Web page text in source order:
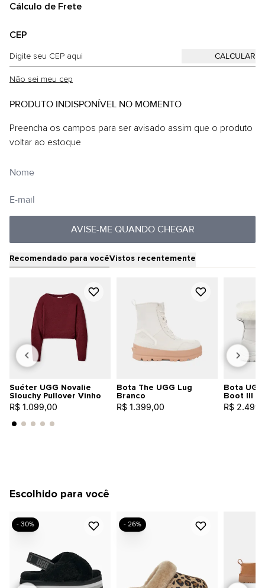
Cálculo de Frete
CEP
Não sei meu cep
PRODUTO INDISPONÍVEL NO MOMENTO
Preencha os campos para ser avisado assim que o produto
voltar ao estoque
AVISE-ME QUANDO CHEGAR
Recomendado para vocêVistos recentemente
Suéter UGG Novalie
Slouchy Pullover Vinho
R$ 1.099,00
Bota The UGG Lug
Branco
R$ 1.399,00
Bota
Boot III
R$
Escolhido para você
- 30% - 26%